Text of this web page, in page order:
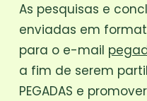
As pesquisas e
enviadas em
para o e-mail
a fim de serem
PEGADAS e